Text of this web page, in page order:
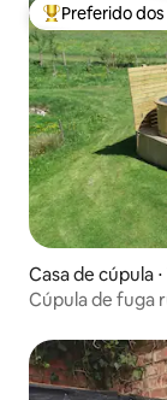
Entre os
Preferido
Casa de cúpula
Cúpula de fuga